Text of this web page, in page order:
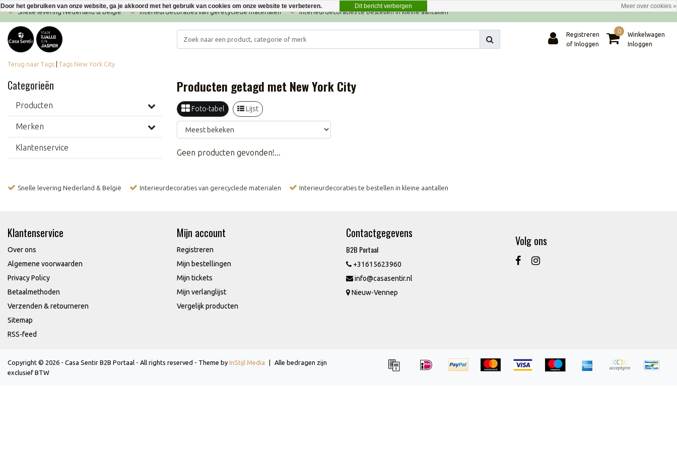
Snelle levering Nederland & België Interieurdecoraties van gerecyclede materialen Interieurdecoraties te bestellen in kleine aantallen
Registreren
of Inloggen
0
Winkelwagen
Inloggen
Terug naar Tags Tags New York City
Categorieën
Producten
Merken
Klantenservice
Producten getagd met New York City
Foto-tabel Lijst
Geen producten gevonden!...
Snelle levering Nederland & België Interieurdecoraties van gerecyclede materialen Interieurdecoraties te bestellen in kleine aantallen
Klantenservice
Over ons
Algemene voorwaarden
Privacy Policy
Betaalmethoden
Verzenden & retourneren
Sitemap
RSS-feed
Mijn account
Registreren
Mijn bestellingen
Mijn tickets
Mijn verlanglijst
Vergelijk producten
Contactgegevens
B2B Portaal
+31615623960
info@casasentir.nl
Nieuw-Vennep
Volg ons
Copyright © 2026 - Casa Sentir B2B Portaal - All rights reserved - Theme by InStijl Media
Alle bedragen zijn
exclusief BTW
Door het gebruiken van onze website, ga je akkoord met het gebruik van cookies om onze website te verbeteren. Dit bericht verbergen Meer over cookies »